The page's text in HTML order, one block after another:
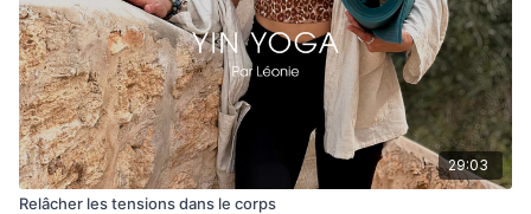
29:03
Relâcher les tensions dans le corps